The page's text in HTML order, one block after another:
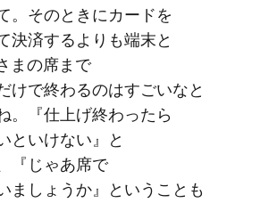
。​その​ときに​カードを​
決済するよりも​端末と​
まの​席まで​
けで​終わるのは​すごいなと​
。​『仕上げ終わったら​
と​いけない』と​
『じゃ​あ席で​
ましょうか』と​いう​ことも​